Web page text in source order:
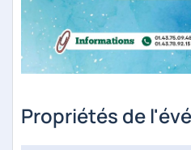
Propriétés de